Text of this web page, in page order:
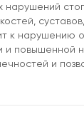
нарушений
к нарушению
и повышенной
и